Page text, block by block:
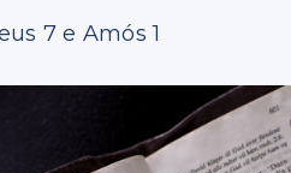
7 e Amós 1